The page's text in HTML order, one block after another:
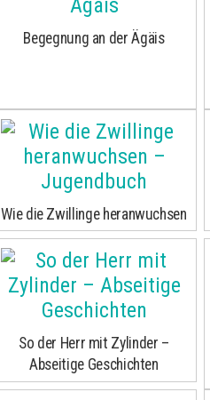
Begegnung an der Ägäis
Wie die Zwillinge heranwuchsen
So der Herr mit Zylinder –
Abseitige Geschichten